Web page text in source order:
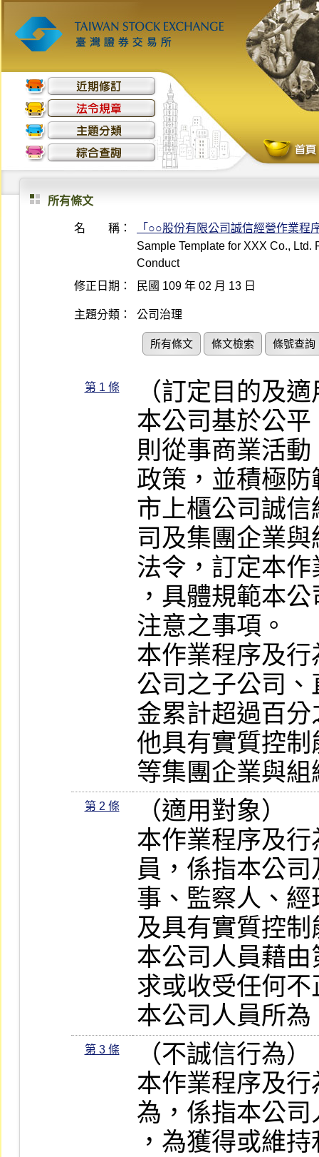
所有條文
名 稱：
「○○股份有限公司誠信經營作業程
Sample Template for XXX Co.,
Conduct
修正日期：
民國 109 年 02 月 13 日
主題分類： 公司治理
所有條文 條文檢索 條號查詢
第 1 條
（訂定目的及
本公司基於公
則從事商業活
政策，並積極
市上櫃公司誠
司及集團企業
法令，訂定本
，具體規範本
注意之事項。
本作業程序及
公司之子公司
金累計超過百
他具有實質控
等集團企業與組
第 2 條
（適用對象）
本作業程序及
員，係指本公
事、監察人、
及具有實質控
本公司人員藉
求或收受任何
本公司人員所為
第 3 條
（不誠信行為）
本作業程序及
為，係指本公
，為獲得或維